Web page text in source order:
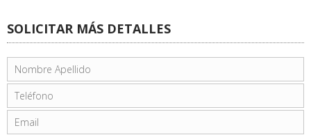
SOLICITAR MÁS DETALLES